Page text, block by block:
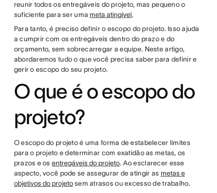
reunir todos os entregáveis do projeto, mas pequeno o
suficiente para ser uma meta atingível.
Para tanto, é preciso definir o escopo do projeto. Isso ajuda
a cumprir com os entregáveis dentro do prazo e do
orçamento, sem sobrecarregar a equipe. Neste artigo,
abordaremos tudo o que você precisa saber para definir e
gerir o escopo do seu projeto.
O que é o escopo do
projeto?
O escopo do projeto é uma forma de estabelecer limites
para o projeto e determinar com exatidão as metas, os
prazos e osentregáveis do projeto. Ao esclarecer esse
aspecto, você pode se assegurar de atingir as metas e
objetivos do projetosem atrasos ou excesso de trabalho.